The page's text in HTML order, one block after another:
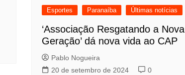
Esportes Paranaíba Últimas notícias
‘Associação Resgatando a Nova
Geração’ dá nova vida ao CAP
Pablo Nogueira
20 de setembro de 2024
0